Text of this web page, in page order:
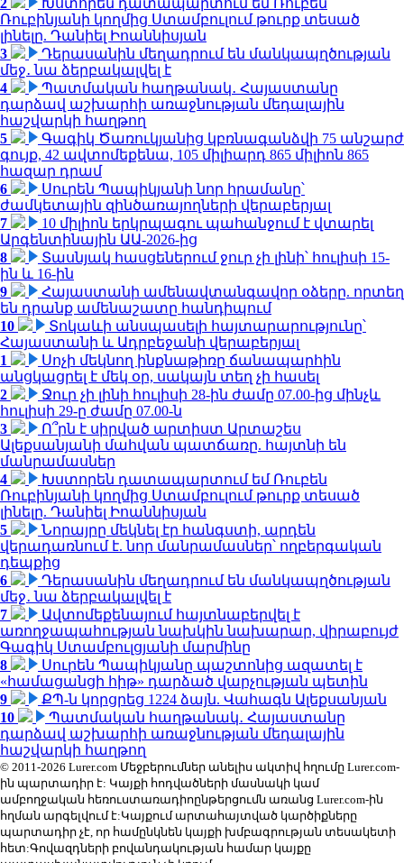
Ռուբինյանի կողմից Ստամբուլում թուրք տեսած
լինելը. Դանիել Իոաննիսյան
3
Դերասանին մեղադրում են մանկապղծության
մեջ․ նա ձերբակալվել է
4
Պատմական հաղթանակ․ Հայաստանը
դարձավ աշխարհի առաջնության մեդալային
հաշվարկի հաղթող
5
Գագիկ Ծառուկյանից կբռնագանձվի 75 անշարժ
գույք, 42 ավտոմեքենա, 105 միլիարդ 865 միլիոն 865
հազար դրամ
6
Սուրեն Պապիկյանի նոր հրամանը՝
ժամկետային զինծառայողների վերաբերյալ
7
10 միլիոն երկրպագու պահանջում է վտարել
Արգենտինային ԱԱ-2026-ից
8
Տասնյակ հասցեներում ջուր չի լինի՝ հուլիսի 15-
ին և 16-ին
9
Հայաստանի ամենավտանգավոր օձերը. որտեղ
են դրանք ամենաշատը հանդիպում
10
Տոկաևի անսպասելի հայտարարությունը՝
Հայաստանի և Ադրբեջանի վերաբերյալ
1
Սոչի մեկնող ինքնաթիռը ճանապարհին
անցկացրել է մեկ օր, սակայն տեղ չի հասել
2
Ջուր չի լինի հուլիսի 28-ին ժամը 07.00-ից մինչև
հուլիսի 29-ը ժամը 07.00-ն
3
Ո՞րն է սիրված արտիստ Արտաշես
Ալեքսանյանի մահվան պատճառը. հայտնի են
մանրամասներ
4
Խստորեն դատապարտում եմ Ռուբեն
Ռուբինյանի կողմից Ստամբուլում թուրք տեսած
լինելը. Դանիել Իոաննիսյան
5
Նորայրը մեկնել էր հանգստի, արդեն
վերադառնում է. նոր մանրամասներ՝ ողբերգական
դեպքից
6
Դերասանին մեղադրում են մանկապղծության
մեջ․ նա ձերբակալվել է
7
Ավտոմեքենայում հայտնաբերվել է
առողջապահության նախկին նախարար, վիրաբույժ
Գագիկ Ստամբուլցյանի մարմինը
8
Սուրեն Պապիկյանը պաշտոնից ազատել է
«համացանցի հիթ» դարձած վարչության պետին
9
ՔՊ-ն կորցրեց 1224 ձայն. Վահագն Ալեքսանյան
10
Պատմական հաղթանակ․ Հայաստանը
դարձավ աշխարհի առաջնության մեդալային
հաշվարկի հաղթող
© 2011-2026 Lurer.com Մեջբերումներ անելիս ակտիվ հղումը Lurer.com-
ին պարտադիր է: Կայքի հոդվածների մասնակի կամ
ամբողջական հեռուստառադիոընթերցումն առանց Lurer.com-ին
հղման արգելվում է:Կայքում արտահայտված կարծիքները
պարտադիր չէ, որ համընկնեն կայքի խմբագրության տեսակետի
հետ:Գովազդների բովանդակության համար կայքը